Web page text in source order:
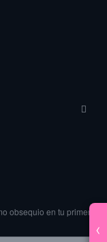
‹
obsequio en tu primera